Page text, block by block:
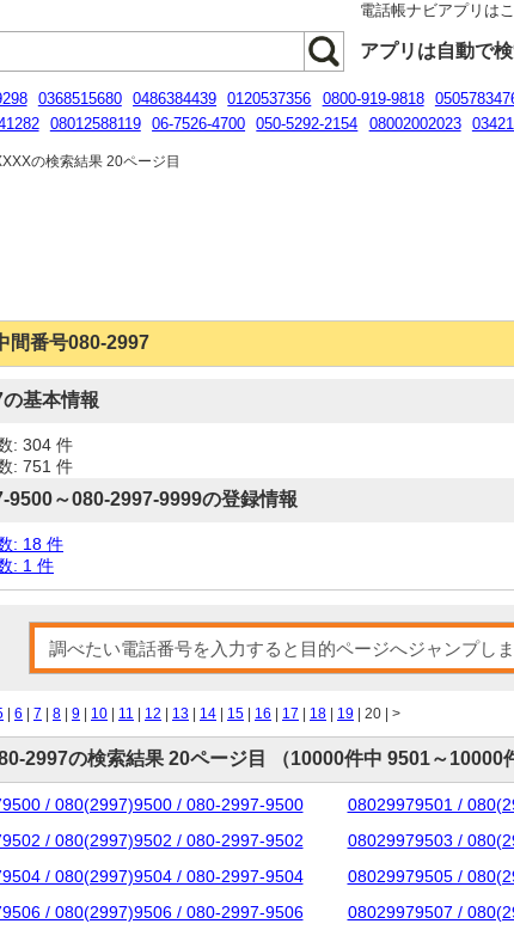
電話帳ナビアプリは
アプリは自動で
0368515680 0486384439 0120537356 0800-919-9818
08012588119 06-7526-4700 050-5292-2154 08002002023
の検索結果 20ページ目
間番号080-2997
基本情報
: 304 件
: 751 件
9500～080-2997-9999の登録情報
: 18 件
: 1 件
6 7 8 9 10 11 12 13 14 15 16 17 18 19 | 20 | >
2997の検索結果 20ページ目 （10000件中 9501～10000
/ 080(2997)9500 / 080-2997-9500
08029979501 /
/ 080(2997)9502 / 080-2997-9502
08029979503 /
/ 080(2997)9504 / 080-2997-9504
08029979505 /
/ 080(2997)9506 / 080-2997-9506
08029979507 /